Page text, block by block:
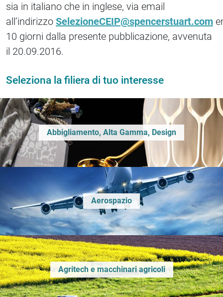
sia in italiano che in inglese, via email
all’indirizzo SelezioneCEIP@spencerstuart.com
10 giorni dalla presente pubblicazione, avvenuta
il 20.09.2016.
Seleziona la filiera di tuo interesse
Abbigliamento, Alta Gamma, Design
Aerospazio
Agritech e macchinari agricoli